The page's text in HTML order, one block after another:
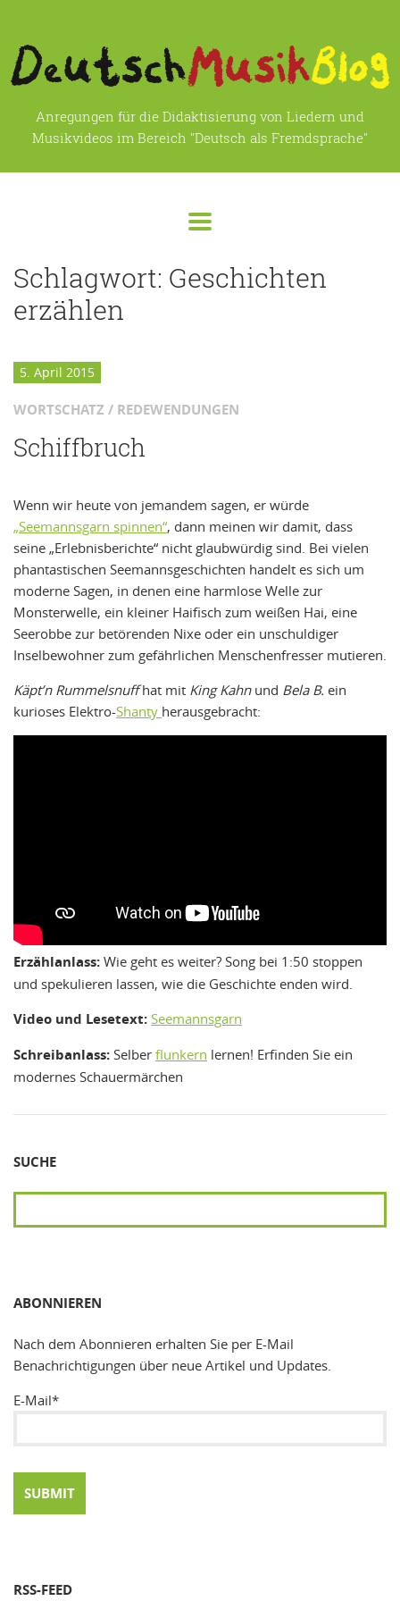
Anregungen für die Didaktisierung von Liedern und
Musikvideos im Bereich "Deutsch als Fremdsprache"
Schlagwort: Geschichten
erzählen
5. April 2015
WORTSCHATZ / REDEWENDUNGEN
Schiffbruch
Wenn wir heute von jemandem sagen, er würde
„Seemannsgarn spinnen“, dann meinen wir damit, dass
seine „Erlebnisberichte“ nicht glaubwürdig sind. Bei vielen
phantastischen Seemannsgeschichten handelt es sich um
moderne Sagen, in denen eine harmlose Welle zur
Monsterwelle, ein kleiner Haifisch zum weißen Hai, eine
Seerobbe zur betörenden Nixe oder ein unschuldiger
Inselbewohner zum gefährlichen Menschenfresser mutieren.
Käpt’n Rummelsnuffhat mit King Kahnund Bela B. ein
kurioses Elektro-Shanty herausgebracht:
Erzählanlass: Wie geht es weiter? Song bei 1:50 stoppen
und spekulieren lassen, wie die Geschichte enden wird.
Video und Lesetext: Seemannsgarn
Schreibanlass: Selber flunkern lernen! Erfinden Sie ein
modernes Schauermärchen
SUCHE
ABONNIEREN
Nach dem Abonnieren erhalten Sie per E-Mail
Benachrichtigungen über neue Artikel und Updates.
E-Mail*
RSS-FEED